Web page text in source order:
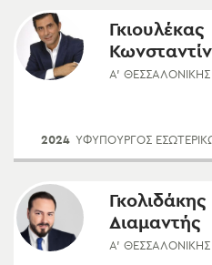
Γκιουλέκας
Α' ΘΕΣΣΑΛΟΝΊΚΗΣ
2024 ΥΦΥΠΟΥΡΓΌΣ
Γκολιδάκης
Διαμαντής
Α' ΘΕΣΣΑΛΟΝΊΚΗΣ